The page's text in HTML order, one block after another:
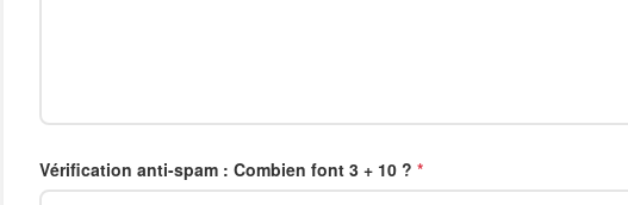
Vérification anti-spam : Combien font 3 + 10 ?